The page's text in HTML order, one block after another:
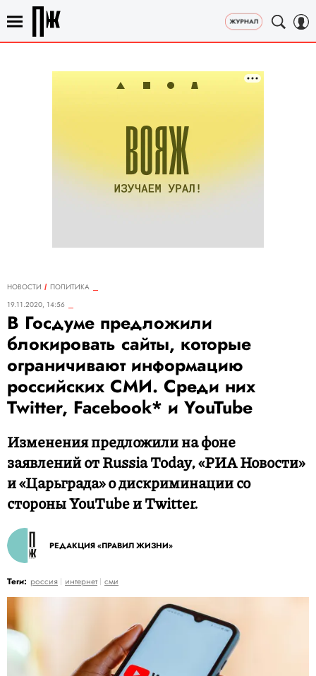
НОВОСТИ
ПОЛИТИКА
19.11.2020, 14:56
В Госдуме предложили
блокировать сайты, которые
ограничивают информацию
российских СМИ. Среди них
Twitter, Facebook* и YouTube
Изменения предложили на фоне
заявлений от Russia Today, «РИА Новости»
и «Царьграда» о дискриминации со
стороны YouTube и Twitter.
РЕДАКЦИЯ «ПРАВИЛ ЖИЗНИ»
Теги: россия интернет сми